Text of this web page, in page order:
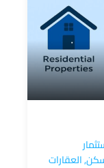
,العقارات